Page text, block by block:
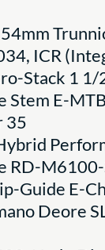
ICR
Stack 1 1/
Stem E-
35
RD-
Guide E-
Deore